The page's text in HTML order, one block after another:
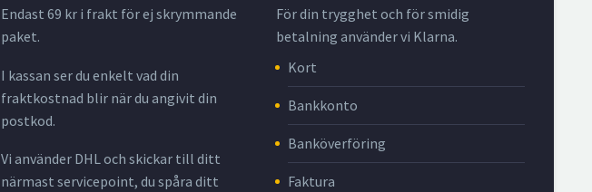
Endast 69 kr i frakt för ej skrymmande
paket.
I kassan ser du enkelt vad din
fraktkostnad blir när du angivit din
postkod.
Vi använder DHL och skickar till ditt
närmast servicepoint, du spåra ditt
För din trygghet och för smidig
betalning använder vi Klarna.
Kort
Bankkonto
Banköverföring
Faktura